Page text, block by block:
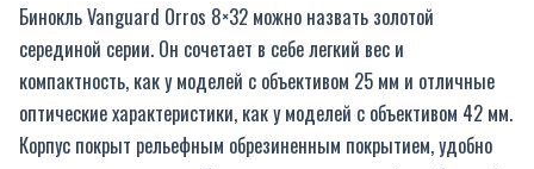
Бинокль Vanguard Orros 8×32 можно назвать золотой
серединой серии. Он сочетает в себе легкий вес и
компактность, как у моделей с объективом 25 мм и отличные
оптические характеристики, как у моделей с объективом 42 мм.
Корпус покрыт рельефным обрезиненным покрытием, удобно